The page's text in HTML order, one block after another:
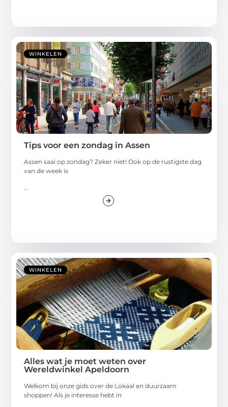
WINKELEN
Tips voor een zondag in Assen
Assen saai op zondag? Zeker niet! Ook op de rustigste dag
van de week is
WINKELEN
Alles wat je moet weten over
Wereldwinkel Apeldoorn
Welkom bij onze gids over de Lokaal en duurzaam
shoppen! Als je interesse hebt in